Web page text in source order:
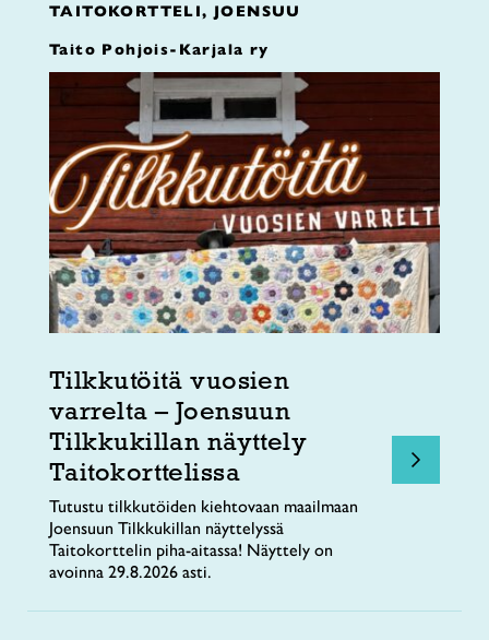
TAITOKORTTELI, JOENSUU
Taito Pohjois-Karjala ry
Tilkkutöitä vuosien
varrelta – Joensuun
Tilkkukillan näyttely
Taitokorttelissa
Tutustu tilkkutöiden kiehtovaan maailmaan
Joensuun Tilkkukillan näyttelyssä
Taitokorttelin piha-aitassa! Näyttely on
avoinna 29.8.2026 asti.